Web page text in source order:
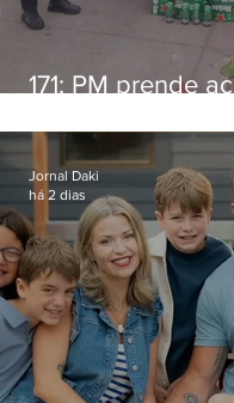
171: PM prende
Niterói
Jornal Daki
há 2 dias